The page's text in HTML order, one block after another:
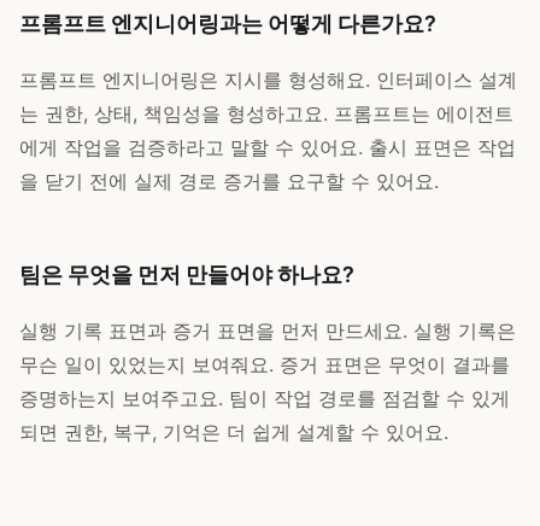
프롬프트 엔지니어링과는 어떻게 다른가요?
프롬프트 엔지니어링은 지시를 형성해요. 인터페이스 설계
는 권한, 상태, 책임성을 형성하고요. 프롬프트는 에이전트
에게 작업을 검증하라고 말할 수 있어요. 출시 표면은 작업
을 닫기 전에 실제 경로 증거를 요구할 수 있어요.
팀은 무엇을 먼저 만들어야 하나요?
실행 기록 표면과 증거 표면을 먼저 만드세요. 실행 기록은
무슨 일이 있었는지 보여줘요. 증거 표면은 무엇이 결과를
증명하는지 보여주고요. 팀이 작업 경로를 점검할 수 있게
되면 권한, 복구, 기억은 더 쉽게 설계할 수 있어요.